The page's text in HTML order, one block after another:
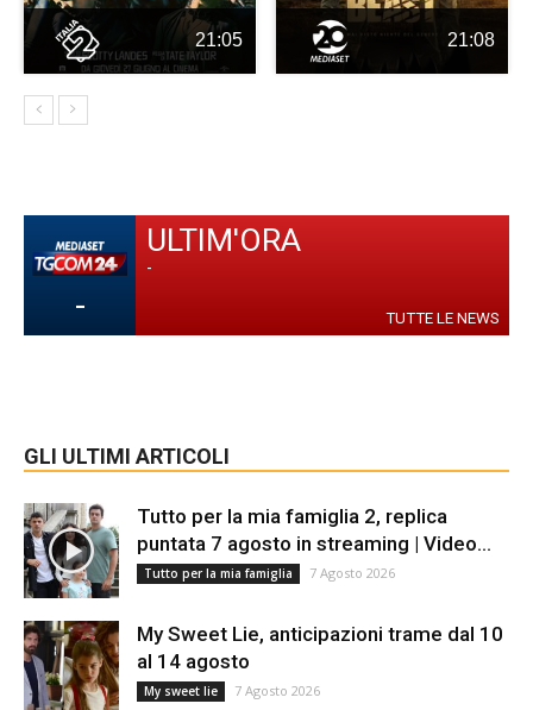
21:05 21:08
-
ULTIM'ORA
-
TUTTE LE NEWS
GLI ULTIMI ARTICOLI
Tutto per la mia famiglia 2, replica
puntata 7 agosto in streaming | Video...
Tutto per la mia famiglia 7 Agosto 2026
My Sweet Lie, anticipazioni trame dal 10
al 14 agosto
My sweet lie 7 Agosto 2026